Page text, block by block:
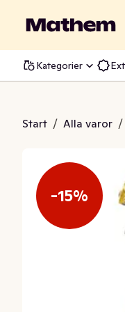
Kategorier
Start / Alla varor /
Twist of Lime
-15%